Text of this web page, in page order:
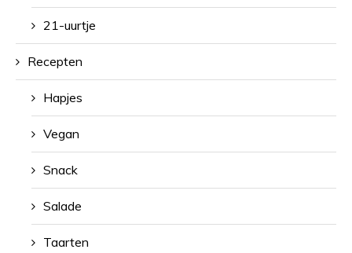
21-uurtje
Recepten
Hapjes
Vegan
Snack
Salade
Taarten